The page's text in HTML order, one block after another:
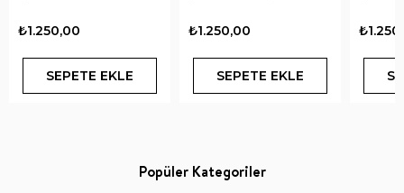
₺1.250,00
SEPETE EKLE
₺1.250,00
SEPETE EKLE
Popüler Kategoriler